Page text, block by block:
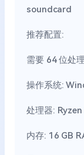
soundcard
推荐配置:
需要 64 位处
操作系统:
处理器:
内存: 16 GB